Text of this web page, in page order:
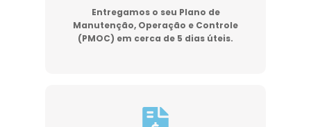
Entregamos o seu Plano de
Manutenção, Operação e Controle
(PMOC) em cerca de 5 dias úteis.